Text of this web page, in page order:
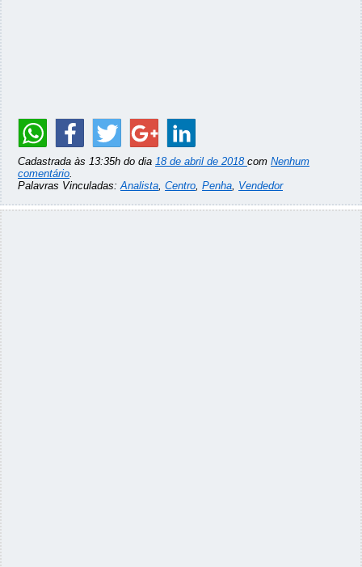
Cadastrada às 13:35h do dia 18 de abril de 2018 com Nenhum
comentário.
Palavras Vinculadas:Analista, Centro, Penha, Vendedor